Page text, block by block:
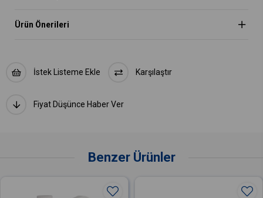
Ürün Önerileri
İstek Listeme Ekle Karşılaştır
Fiyat Düşünce Haber Ver
Benzer Ürünler